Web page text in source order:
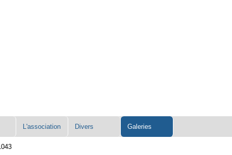
L'association Divers Galeries